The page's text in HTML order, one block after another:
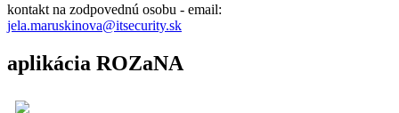
kontakt na zodpovednú osobu - email:
jela.maruskinova@itsecurity.sk
aplikácia ROZaNA